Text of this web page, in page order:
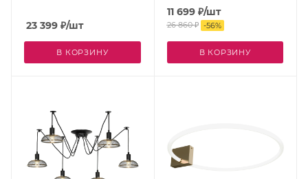
23 399 ₽/шт
В КОРЗИНУ
11 699₽/шт
26 860₽ -56%
В КОРЗИНУ